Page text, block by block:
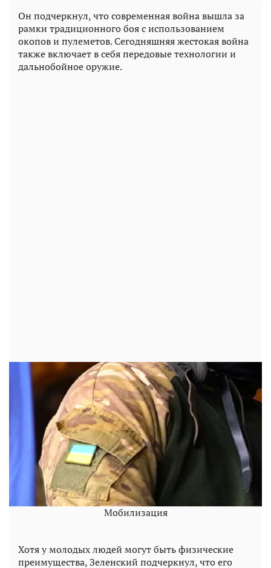
Он подчеркнул, что современная война вышла за
рамки традиционного боя с использованием
окопов и пулеметов. Сегодняшняя жестокая война
также включает в себя передовые технологии и
дальнобойное оружие.
Мобилизация
Хотя у молодых людей могут быть физические
преимущества, Зеленский подчеркнул, что его